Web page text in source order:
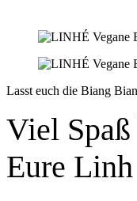
Lasst euch die Biang
Viel
Eure Linh